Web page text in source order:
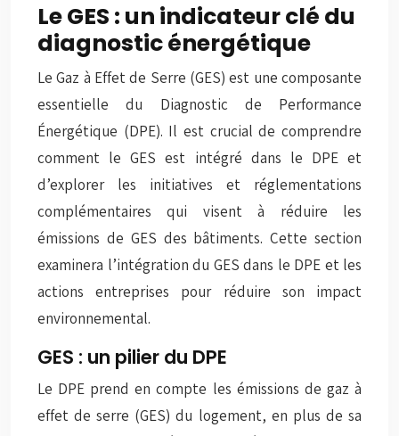
Le GES : un indicateur clé du
diagnostic énergétique
Le Gaz à Effet de Serre (GES) est une composante
essentielle du Diagnostic de Performance
Énergétique (DPE). Il est crucial de comprendre
comment le GES est intégré dans le DPE et
d’explorer les initiatives et réglementations
complémentaires qui visent à réduire les
émissions de GES des bâtiments. Cette section
examinera l’intégration du GES dans le DPE et les
actions entreprises pour réduire son impact
environnemental.
GES : un pilier du DPE
Le DPE prend en compte les émissions de gaz à
effet de serre (GES) du logement, en plus de sa